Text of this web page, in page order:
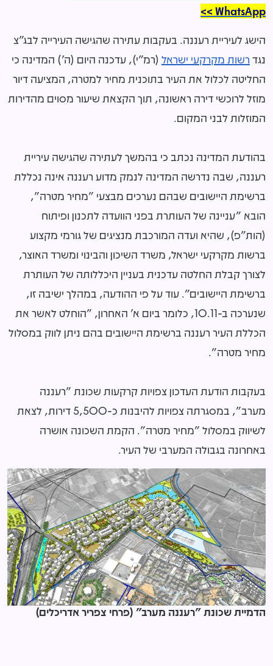
WhatsApp >>
הישג לעיריית רעננה. בעקבות עתירה שהגישה העירייה לבג"צ
נגד רשות מקרקעי ישראל (רמ"י), עדכנה היום (ה') המדינה כי
החליטה לכלול את העיר בתוכנית מחיר למטרה, המציעה דיור
מוזל לרוכשי דירה ראשונה, תוך הקצאת שיעור מסוים מהדירות
המוזלות לבני המקום.
בהודעת המדינה נכתב כי בהמשך לעתירה שהגישה עיריית
רעננה, שבה נדרשה המדינה לנמק מדוע רעננה אינה נכללת
ברשימת היישובים שבהם נערכים מבצעי "מחיר מטרה",
הובא "עניינה של העותרת בפני הוועדה לתכנון ופיתוח
(הות"פ), שהיא ועדה המורכבת מנציגים של גורמי מקצוע
ברשות מקרקעי ישראל, משרד השיכון והבינוי ומשרד האוצר,
לצורך קבלת החלטה עדכנית בעניין היכללותה של העותרת
ברשימת היישובים". עוד על פי ההודעה, במהלך ישיבה זו,
שנערכה ב-10.11, כלומר ביום א' האחרון, "הוחלט לאשר את
הכללת העיר רעננה ברשימת היישובים בהם ניתן לווק במסלול
מחיר מטרה".
בעקבות הודעת העדכון צפויות קרקעות שכונת "רעננה
מערב", במסגרתה צפויות להיבנות כ-5,500 דירות, לצאת
לשיווק במסלול "מחיר מטרה". הקמת השכונה אושרה
באחרונה בגבולה המערבי של העיר.
הדמיית שכונת "רעננה מערב" (פרחי צפריר אדריכלים)